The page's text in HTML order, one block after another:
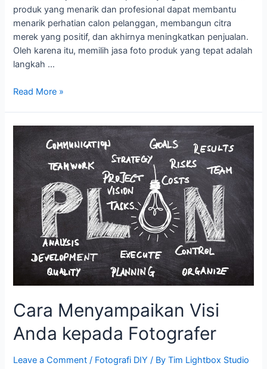
produk yang menarik dan profesional dapat membantu
menarik perhatian calon pelanggan, membangun citra
merek yang positif, dan akhirnya meningkatkan penjualan.
Oleh karena itu, memilih jasa foto produk yang tepat adalah
langkah …
Read More »
Cara Menyampaikan Visi
Anda kepada Fotografer
Leave a Comment / Fotografi DIY / ByTim Lightbox Studio
Menyampaikan
Visi
kepada
Fotografer